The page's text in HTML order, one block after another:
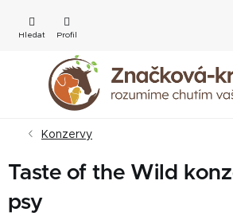
obsah
Konzervy
Taste of the Wild
psy